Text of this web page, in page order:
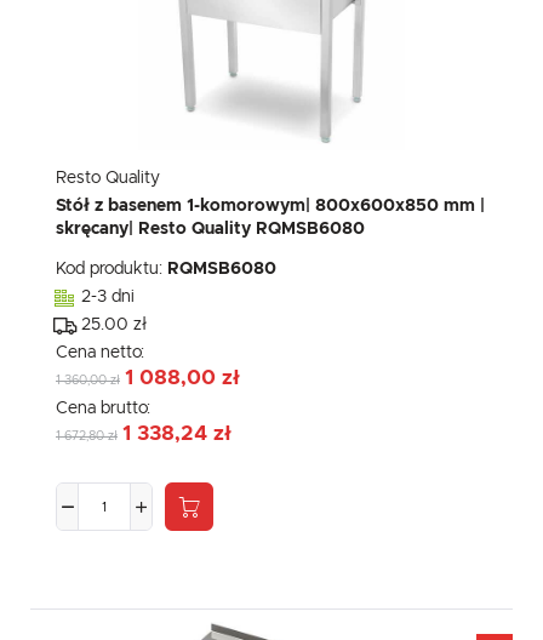
Resto Quality
Stół z basenem 1-komorowym| 800x600x850 mm |
skręcany| Resto Quality RQMSB6080
Kod produktu: RQMSB6080
2-3 dni
25.00 zł
Cena netto:
1 360,00 zł 1 088,00 zł
Cena brutto:
1 672,80 zł 1 338,24 zł